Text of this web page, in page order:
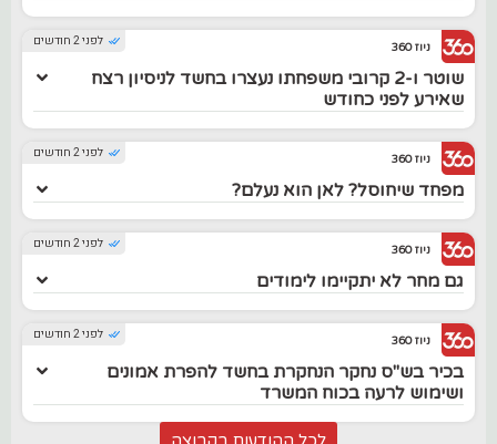
לפני 2 חודשים ניוז 360
שוטר ו-2 קרובי משפחתו נעצרו בחשד לניסיון רצח
שאירע לפני כחודש
לפני 2 חודשים ניוז 360
מפחד שיחוסל? לאן הוא נעלם?
לפני 2 חודשים ניוז 360
גם מחר לא יתקיימו לימודים
לפני 2 חודשים ניוז 360
בכיר בש"ס נחקר הנחקרת בחשד להפרת אמונים
ושימוש לרעה בכוח המשרד